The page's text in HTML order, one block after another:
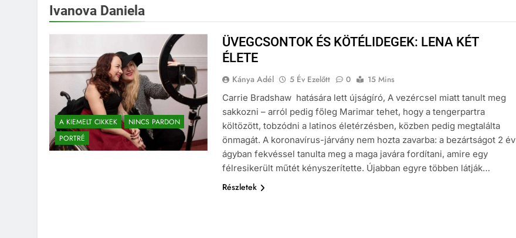
Ivanova Daniela
A KIEMELT CIKKEK
NINCS PARDON
PORTRÉ
ÜVEGCSONTOK ÉS KÖTÉLIDEGEK: LENA KÉT
ÉLETE
Kánya Adél 5 Év Ezelőtt 0
15 Mins
Carrie Bradshaw hatására lett újságíró, A vezércsel miatt tanult meg
sakkozni – arról pedig főleg Marimar tehet, hogy a tengerpartra
költözött, tobzódni a latinos életérzésben, közben pedig megtalálta
önmagát. A koronavírus-járvány nem hozta zavarba: a bezártságot 2 év
ágyban fekvéssel tanulta meg a maga javára fordítani, amire egy
félresikerült műtét kényszerítette. Újabban egyre többen látják…
Részletek